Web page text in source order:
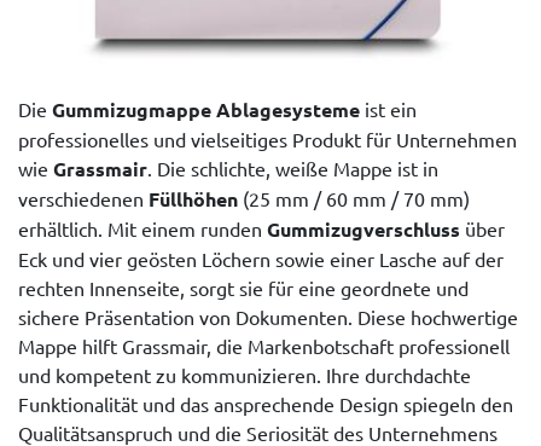
Die Gummizugmappe Ablagesysteme ist ein
professionelles und vielseitiges Produkt für Unternehmen
wie Grassmair . Die schlichte, weiße Mappe ist in
verschiedenen Füllhöhen (25 mm / 60 mm / 70 mm)
erhältlich. Mit einem runden Gummizugverschluss über
Eck und vier geösten Löchern sowie einer Lasche auf der
rechten Innenseite, sorgt sie für eine geordnete und
sichere Präsentation von Dokumenten. Diese hochwertige
Mappe hilft Grassmair, die Markenbotschaft professionell
und kompetent zu kommunizieren. Ihre durchdachte
Funktionalität und das ansprechende Design spiegeln den
Qualitätsanspruch und die Seriosität des Unternehmens